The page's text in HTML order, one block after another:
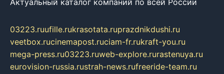
03223.ruufille.rukrasotata.ruprazdnikdushi.ru
veetbox.rucinemapost.ruciam-fr.rukraft-you.ru
mega-press.ru03223.ruweb-explore.rurastenuya.ru
eurovision-russia.rustrah-news.rufreeride-team.ru